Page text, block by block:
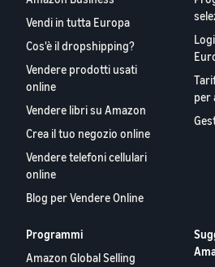
Vendi in tutta Europa
Cos'è il dropshipping?
Vendere prodotti usati
online
Vendere libri su Amazon
Crea il tuo negozio online
Vendere telefoni cellulari
online
Blog per Vendere Online
per
Programmi
Amazon Global Selling